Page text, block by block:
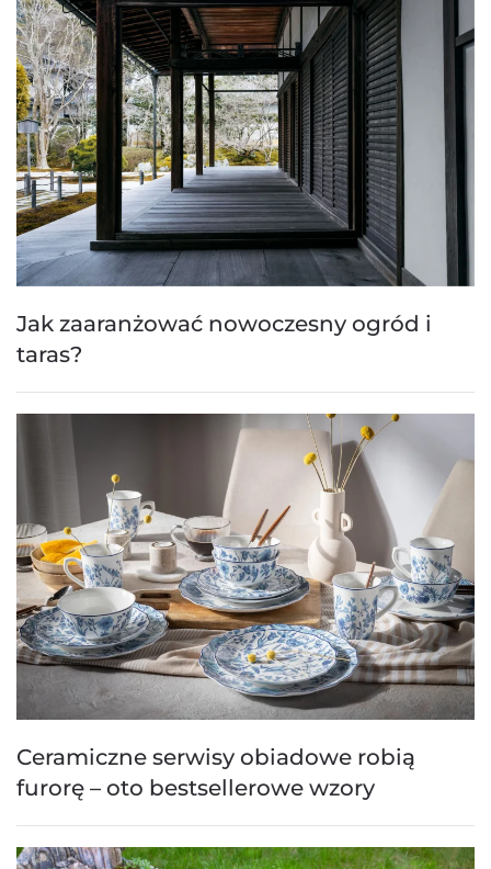
Jak zaaranżować nowoczesny ogród i
taras?
Ceramiczne serwisy obiadowe robią
furorę – oto bestsellerowe wzory